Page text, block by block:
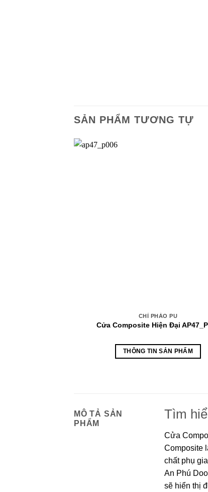
SẢN PHẨM TƯƠNG TỰ
CHỈ PHÀO PU
Cửa Composite Hiện Đại
THÔNG TIN SẢN PHẨM
MÔ TẢ SẢN
PHẨM
Tìm
Cửa
Composite
chất phụ
An Phú
sẽ hiển thị